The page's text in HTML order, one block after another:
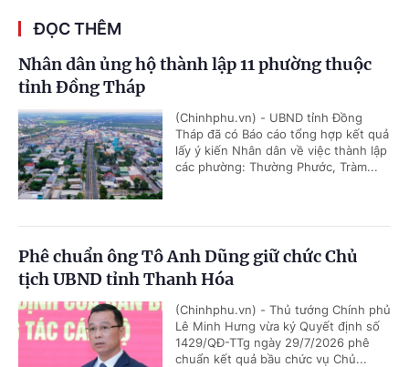
ĐỌC THÊM
Nhân dân ủng hộ thành lập 11 phường thuộc
tỉnh Đồng Tháp
(Chinhphu.vn) - UBND tỉnh Đồng
Tháp đã có Báo cáo tổng hợp kết quả
lấy ý kiến Nhân dân về việc thành lập
các phường: Thường Phước, Tràm...
Phê chuẩn ông Tô Anh Dũng giữ chức Chủ
tịch UBND tỉnh Thanh Hóa
(Chinhphu.vn) - Thủ tướng Chính phủ
Lê Minh Hưng vừa ký Quyết định số
1429/QĐ-TTg ngày 29/7/2026 phê
chuẩn kết quả bầu chức vụ Chủ...